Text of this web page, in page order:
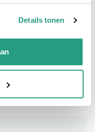
Details tonen